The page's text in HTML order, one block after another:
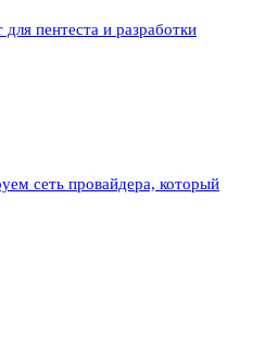
пентеста и разработки
сеть провайдера, который